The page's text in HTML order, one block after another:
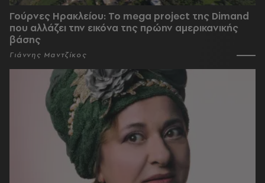
Γούρνες Ηρακλείου: To mega project της Dimand
που αλλάζει την εικόνα της πρώην αμερικανικής
βάσης
Γιάννης Μαντζίκος